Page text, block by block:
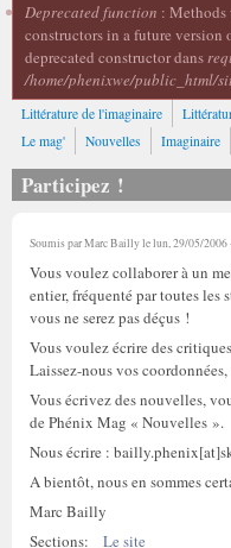
Deprecated function : Methods
constructors in a future version
deprecated constructor dans
/home/phenixwe/public_html/
Littérature de l'imaginaire
Le mag'
Nouvelles Imaginaire
Participez !
Soumis parMarc Baillyle lun, 29/05/2006
Vous voulez collaborer à un
entier, fréquenté par toutes les
vous ne serez pas déçus !
Vous voulez écrire des
Laissez-nous vos
Vous écrivez des nouvelles,
de Phénix Mag « Nouvelles ».
Nous écrire :
A bientôt, nous en sommes
Marc Bailly
Sections:
Le site